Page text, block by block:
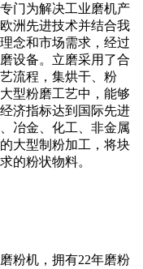
门为解决工业磨机产
洲先进技术并结合我
念和市场需求，经过
设备。立磨采用了合
流程，集烘干、粉
型粉磨工艺中，能够
济指标达到国际先进
冶金、化工、非金属
大型制粉加工，将块
的粉状物料。
粉机，拥有22年磨粉